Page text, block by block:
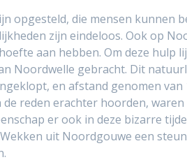
opgesteld, die mensen kunnen
zijn eindeloos. Ook op
aan hebben. Om deze hulp
Noordwelle gebracht. Dit
en afstand genomen
reden erachter hoorden,
er ook in deze bizarre
uit Noordgouwe een